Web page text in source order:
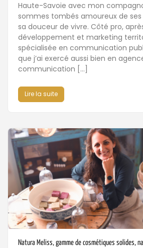
Haute-Savoie avec mon
sommes tombés amoureux de
sa douceur de vivre. Côté pro,
développement et marketing
spécialisée en communication
que j’ai exercé aussi bien en
communication […]
Lire la suite
Natura Meliss, gamme de cosmétiques solides,